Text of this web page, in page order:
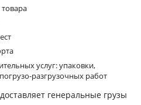
услуг: упаковки,
разгрузочных работ
генеральные грузы